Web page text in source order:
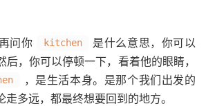
问你 kitchen
是什么意思，你可以
后，你可以停顿一下，看着他的眼睛，
，是生活本身。是那个我们出发的
多远，都最终想要回到的地方。